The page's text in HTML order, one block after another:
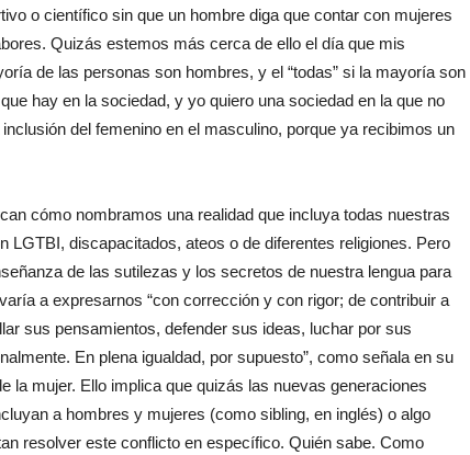
o científico sin que un hombre diga que contar con mujeres
Quizás estemos más cerca de ello el día que mis
de las personas son hombres, y el “todas” si la mayoría son
hay en la sociedad, y yo quiero una sociedad en la que no
del femenino en el masculino, porque ya recibimos un
cómo nombramos una realidad que incluya todas nuestras
LGTBI, discapacitados, ateos o de diferentes religiones. Pero
de las sutilezas y los secretos de nuestra lengua para
a expresarnos “con corrección y con rigor; de contribuir a
sus pensamientos, defender sus ideas, luchar por sus
En plena igualdad, por supuesto”, como señala en su
la mujer. Ello implica que quizás las nuevas generaciones
a hombres y mujeres (como sibling, en inglés) o algo
resolver este conflicto en específico. Quién sabe. Como